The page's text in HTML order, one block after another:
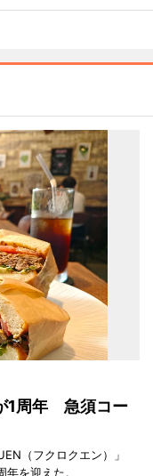
1周年 急須コー
（フクロクエン）」
を迎えた。